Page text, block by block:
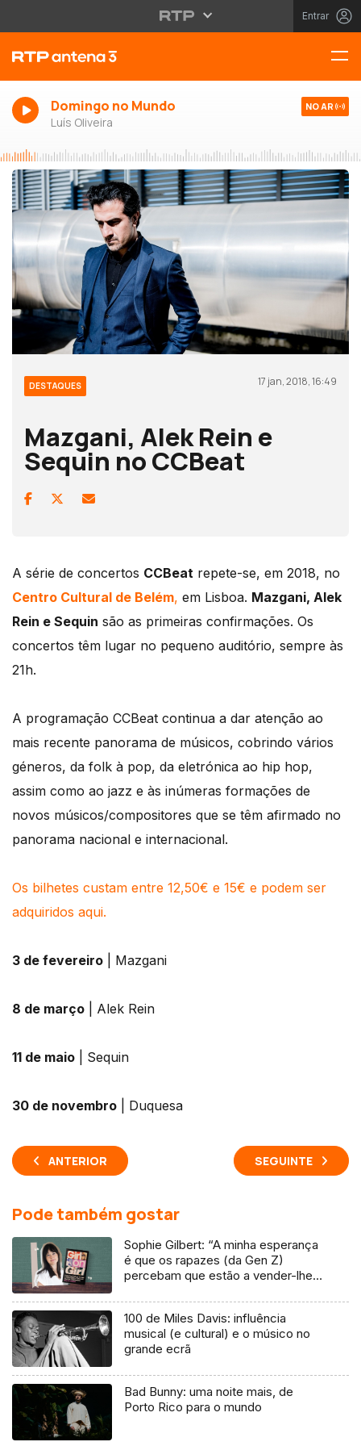
Entrar
Domingo no Mundo
Luís Oliveira
NO AR
DESTAQUES 17 jan, 2018, 16:49
Mazgani, Alek Rein e
Sequin no CCBeat
A série de concertos CCBeat repete-se, em 2018, no
Centro Cultural de Belém, em Lisboa. Mazgani, Alek
Rein e Sequin são as primeiras confirmações. Os
concertos têm lugar no pequeno auditório, sempre às
21h.
A programação CCBeat continua a dar atenção ao
mais recente panorama de músicos, cobrindo vários
géneros, da folk à pop, da eletrónica ao hip hop,
assim como ao jazz e às inúmeras formações de
novos músicos/compositores que se têm afirmado no
panorama nacional e internacional.
Os bilhetes custam entre 12,50€ e 15€ e podem ser
adquiridos aqui.
3 de fevereiro | Mazgani
8 de março | Alek Rein
11 de maio | Sequin
30 de novembro | Duquesa
ANTERIOR SEGUINTE
Pode também gostar
Sophie Gilbert: “A minha esperança
é que os rapazes (da Gen Z)
percebam que estão a vender-lhes
100 de Miles Davis: influência
musical (e cultural) e o músico no
grande ecrã
Bad Bunny: uma noite mais, de
Porto Rico para o mundo